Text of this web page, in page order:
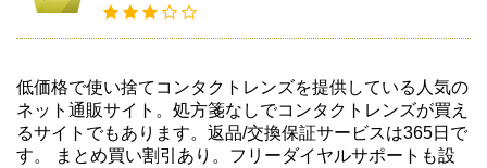
低価格で使い捨てコンタクトレンズを提供している人気の
ネット通販サイト。処方箋なしでコンタクトレンズが買え
るサイトでもあります。返品/交換保証サービスは365日で
す。 まとめ買い割引あり。フリーダイヤルサポートも設